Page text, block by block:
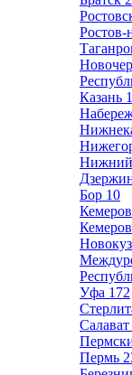
Казань
Нижний
Бор 10
Уфа 172
Салават
Пермь